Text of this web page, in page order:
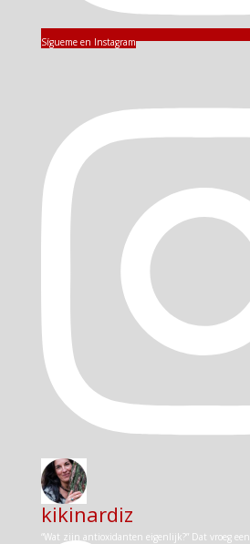
Sígueme en Instagram
kikinardiz
“Wat zijn antioxidanten eigenlijk?” Dat vroeg een